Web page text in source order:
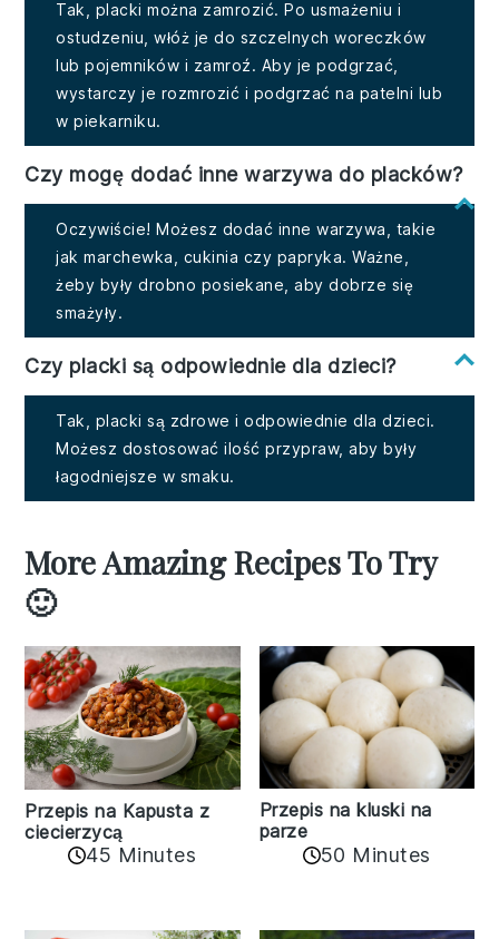
Tak, placki można zamrozić. Po usmażeniu i
ostudzeniu, włóż je do szczelnych woreczków
lub pojemników i zamroź. Aby je podgrzać,
wystarczy je rozmrozić i podgrzać na patelni lub
w piekarniku.
Czy mogę dodać inne warzywa do placków?
Oczywiście! Możesz dodać inne warzywa, takie
jak marchewka, cukinia czy papryka. Ważne,
żeby były drobno posiekane, aby dobrze się
smażyły.
Czy placki są odpowiednie dla dzieci?
Tak, placki są zdrowe i odpowiednie dla dzieci.
Możesz dostosować ilość przypraw, aby były
łagodniejsze w smaku.
More Amazing Recipes To Try
🙂
Przepis na Kapusta z
ciecierzycą
45 Minutes
Przepis na kluski na
parze
50 Minutes